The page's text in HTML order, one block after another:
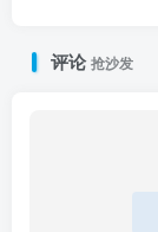
评论抢沙发